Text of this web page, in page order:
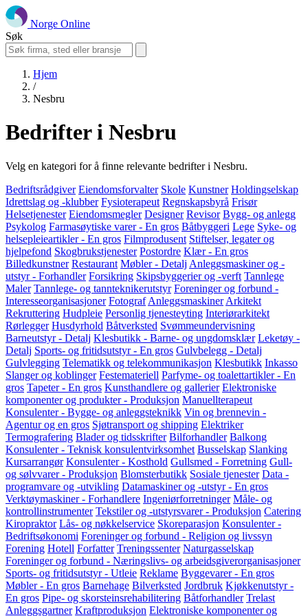
Norge Online
Søk
Hjem
/
Nesbru
Bedrifter i Nesbru
Velg en kategori for å finne relevante bedrifter i Nesbru.
Bedriftsrådgiver Eiendomsforvalter Skole Kunstner Holdingselskap
Idrettslag og -klubber Fysioterapeut Regnskapsbyrå Frisør
Helsetjenester Eiendomsmegler Designer Revisor Bygg- og anlegg
Psykolog Farmasøytiske varer - En gros Båtbyggeri Lege Syke- og
helsepleieartikler - En gros Filmprodusent Stiftelser, legater og
hjelpefond Skogbrukstjenester Postordre Klær - En gros
Billedkunstner Restaurant Møbler - Detalj Anleggsmaskiner og -
utstyr - Forhandler Forsikring Skipsbyggerier og -verft Tannlege
Maler Tannlege- og tannteknikerutstyr Foreninger og forbund -
Interesseorganisasjoner Fotograf Anleggsmaskiner Arkitekt
Rekruttering Hudpleie Personlig tjenesteyting Interiørarkitekt
Rørlegger Husdyrhold Båtverksted Svømmeundervisning
Barneutstyr - Detalj Klesbutikk - Barne- og ungdomsklær Leketøy -
Detalj Sports- og fritidsutstyr - En gros Gulvbelegg - Detalj
Gulvlegging Telematikk og telekommunikasjon Klesbutikk Inkasso
Slanger og koblinger Festemateriell Parfyme- og toalettartikler - En
gros Tapeter - En gros Kunsthandlere og gallerier Elektroniske
komponenter og produkter - Produksjon Manuellterapeut
Konsulenter - Bygge- og anleggsteknikk Vin og brennevin -
Agentur og en gros Sjøtransport og shipping Elektriker
Termografering Blader og tidsskrifter Bilforhandler Balkong
Konsulenter - Teknisk konsulentvirksomhet Busselskap Slanking
Kursarrangør Konsulenter - Kosthold Gullsmed - Forretning Gull-
og sølvvarer - Produksjon Blomsterbutikk Sosiale tjenester Data -
programvare og -utvikling Datamaskiner og -utstyr - En gros
Verktøymaskiner - Forhandlere Ingeniørforretninger Måle- og
kontrollinstrumenter Tekstiler og -utstyrsvarer - Produksjon Catering
Kiropraktor Lås- og nøkkelservice Skoreparasjon Konsulenter -
Bedriftsøkonomi Foreninger og forbund - Religion og livssyn
Forening Hotell Forfatter Treningssenter Naturgasselskap
Foreninger og forbund - Næringslivs- og arbeidsgiverorganisasjoner
Sports- og fritidsutstyr - Utleie Reklame Byggevarer - En gros
Møbler - En gros Barnehage Bilverksted Jordbruk Kjøkkenutstyr -
En gros Pipe- og skorsteinsrehabilitering Båtforhandler Trelast
Anleggsgartner Kraftproduksjon Elektroniske komponenter og